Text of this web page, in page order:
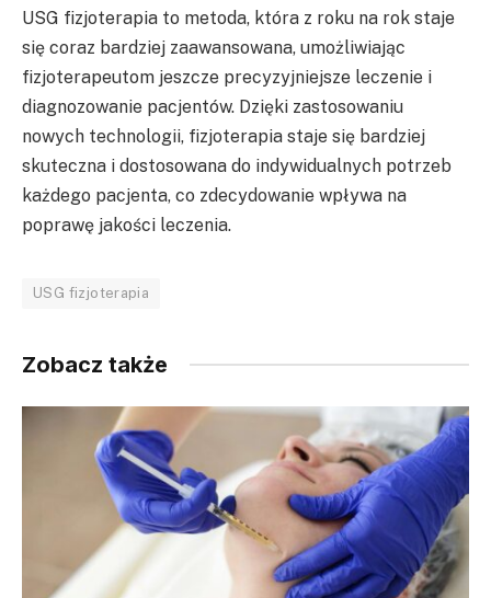
USG fizjoterapia to metoda, która z roku na rok staje
się coraz bardziej zaawansowana, umożliwiając
fizjoterapeutom jeszcze precyzyjniejsze leczenie i
diagnozowanie pacjentów. Dzięki zastosowaniu
nowych technologii, fizjoterapia staje się bardziej
skuteczna i dostosowana do indywidualnych potrzeb
każdego pacjenta, co zdecydowanie wpływa na
poprawę jakości leczenia.
USG fizjoterapia
Zobacz także